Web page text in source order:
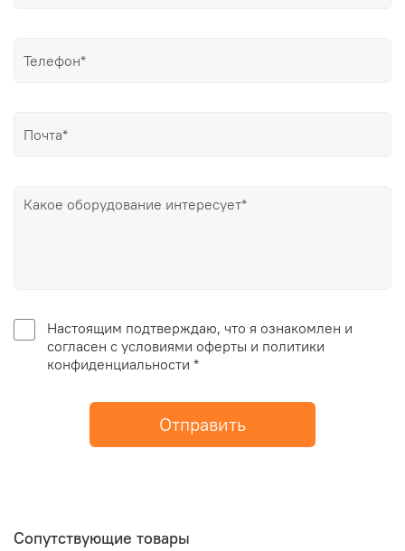
Настоящим подтверждаю, что я ознакомлен и
согласен с условиями оферты и политики
конфиденциальности *
Отправить
Сопутствующие товары